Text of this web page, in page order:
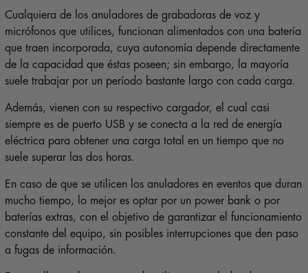
Cualquiera de los anuladores de grabadoras de voz y
micrófonos que utilices, funcionan alimentados con una batería
que traen incorporada, cuya autonomía depende directamente
de la capacidad que éstas poseen; sin embargo, la mayoría
suele trabajar por un período bastante largo con cada carga.
Además, vienen con su respectivo cargador, el cual casi
siempre es de puerto USB y se conecta a la red de energía
eléctrica para obtener una carga total en un tiempo que no
suele superar las dos horas.
En caso de que se utilicen los anuladores en eventos que duran
mucho tiempo, lo mejor es optar por un power bank o por
baterías extras, con el objetivo de garantizar el funcionamiento
constante del equipo, sin posibles interrupciones que den paso
a fugas de información.